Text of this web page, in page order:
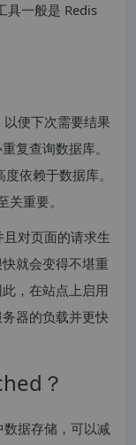
具一般是 Redis
便下次需要结果
复查询数据库。
依赖于数据库。
重要。
对页面的请求生
就会变得不堪重
，在站点上启用
器的负载并更快
？
据存储，可以减